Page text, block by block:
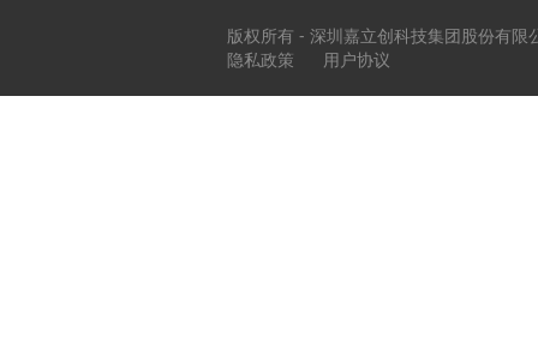
版权所有 - 深圳嘉立创科技集团股份有限
隐私政策
用户协议